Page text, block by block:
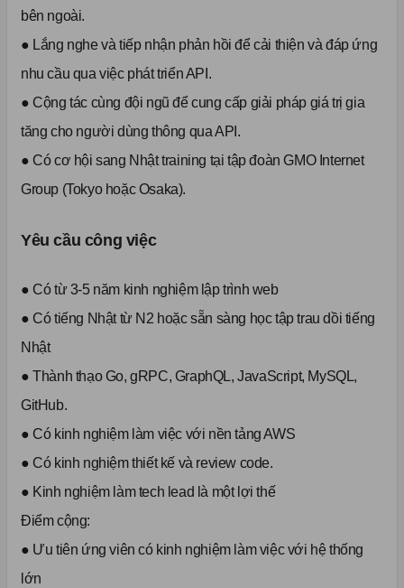
bên ngoài.
● Lắng nghe và tiếp nhận phản hồi để cải thiện và đáp ứng
nhu cầu qua việc phát triển API.
● Cộng tác cùng đội ngũ để cung cấp giải pháp giá trị gia
tăng cho người dùng thông qua API.
● Có cơ hội sang Nhật training tại tập đoàn GMO Internet
Group (Tokyo hoặc Osaka).
Yêu cầu công việc
● Có từ 3-5 năm kinh nghiệm lập trình web
● Có tiếng Nhật từ N2 hoặc sẵn sàng học tập trau dồi tiếng
Nhật
● Thành thạo Go, gRPC, GraphQL, JavaScript, MySQL,
GitHub.
● Có kinh nghiệm làm việc với nền tảng AWS
● Có kinh nghiệm thiết kế và review code.
● Kinh nghiệm làm tech lead là một lợi thế
Điểm cộng:
● Ưu tiên ứng viên có kinh nghiệm làm việc với hệ thống
lớn